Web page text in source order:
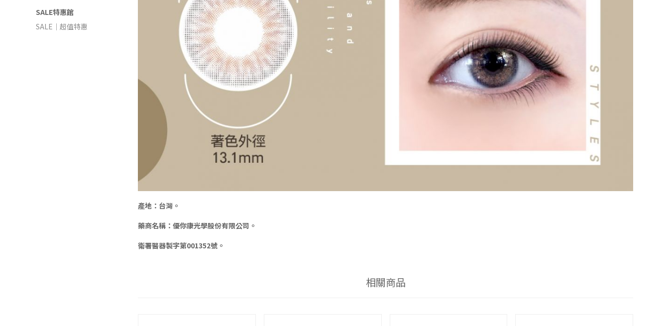
SALE特惠館
SALE｜超值特惠
產地：台灣。
藥商名稱：優你康光學股份有限公司。
衛署醫器製字第001352號 。
相關商品